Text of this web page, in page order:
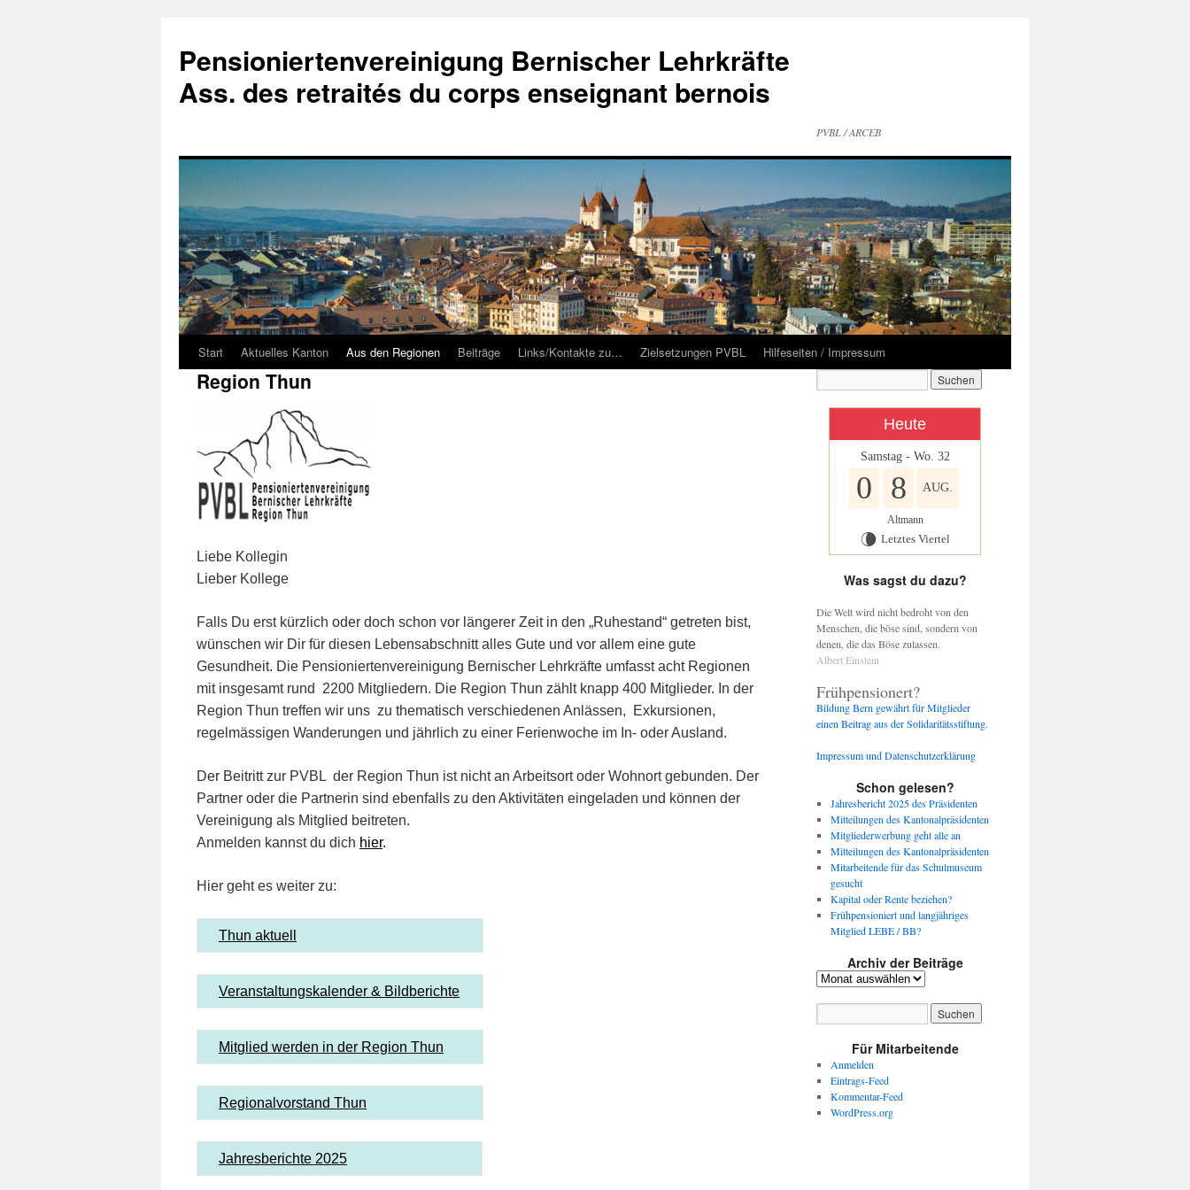
springen
Pensioniertenvereinigung Bernischer Lehrkräfte
Ass. des retraités du corps enseignant bernois
PVBL / ARCEB
Start Aktuelles Kanton Aus den Regionen Beiträge Links/Kontakte zu… Zielsetzungen PVBL Hilfeseiten / Impressum
Region Thun
Liebe Kollegin
Lieber Kollege
Falls Du erst kürzlich oder doch schon vor längerer Zeit in den „Ruhestand“ getreten bist,
wünschen wir Dir für diesen Lebensabschnitt alles Gute und vor allem eine gute
Gesundheit. Die Pensioniertenvereinigung Bernischer Lehrkräfte umfasst acht Regionen
mit insgesamt rund 2200 Mitgliedern. Die Region Thun zählt knapp 400 Mitglieder. In der
Region Thun treffen wir uns zu thematisch verschiedenen Anlässen, Exkursionen,
regelmässigen Wanderungen und jährlich zu einer Ferienwoche im In- oder Ausland.
Der Beitritt zur PVBL der Region Thun ist nicht an Arbeitsort oder Wohnort gebunden. Der
Partner oder die Partnerin sind ebenfalls zu den Aktivitäten eingeladen und können der
Vereinigung als Mitglied beitreten.
Anmelden kannst du dich hier.
Hier geht es weiter zu:
Thun aktuell
Veranstaltungskalender & Bildberichte
Mitglied werden in der Region Thun
Regionalvorstand Thun
Jahresberichte 2025
Heute
Samstag - Wo. 32
0 8 AUG.
Altmann
V Letztes Viertel
Was sagst du dazu?
Die Welt wird nicht bedroht von den
Menschen, die böse sind, sondern von
denen, die das Böse zulassen.
Albert Einstein
Frühpensionert?
Bildung Bern gewährt für Mitglieder
einen Beitrag aus der Solidaritätsstiftung.
Impressum und Datenschutzerklärung
Schon gelesen?
Jahresbericht 2025 des Präsidenten
Mitteilungen des Kantonalpräsidenten
Mitgliederwerbung geht alle an
Mitteilungen des Kantonalpräsidenten
Mitarbeitende für das Schulmuseum
gesucht
Kapital oder Rente beziehen?
Frühpensioniert und langjähriges
Mitglied LEBE / BB?
Archiv der Beiträge
Archiv
Für Mitarbeitende
Anmelden
Eintrags-Feed
Kommentar-Feed
WordPress.org